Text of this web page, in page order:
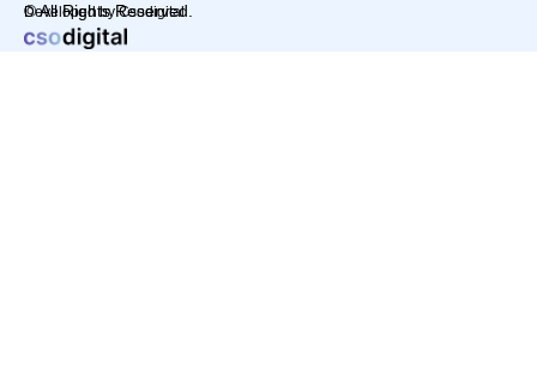
© All Rights Reserved.
Developed by Csodigital